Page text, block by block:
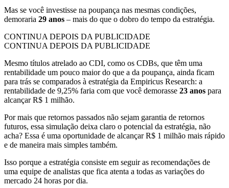
Mas se você investisse na poupança nas mesmas condições,
demoraria 29 anos – mais do que o dobro do tempo da estratégia.
CONTINUA DEPOIS DA PUBLICIDADE
CONTINUA DEPOIS DA PUBLICIDADE
Mesmo títulos atrelado ao CDI, como os CDBs, que têm uma
rentabilidade um pouco maior do que a da poupança, ainda ficam
para trás se comparados à estratégia da Empiricus Research: a
rentabilidade de 9,25% faria com que você demorasse 23 anos para
alcançar R$ 1 milhão.
Por mais que retornos passados não sejam garantia de retornos
futuros, essa simulação deixa claro o potencial da estratégia, não
acha? Essa é uma oportunidade de alcançar R$ 1 milhão mais rápido
e de maneira mais simples também.
Isso porque a estratégia consiste em seguir as recomendações de
uma equipe de analistas que fica atenta a todas as variações do
mercado 24 horas por dia.